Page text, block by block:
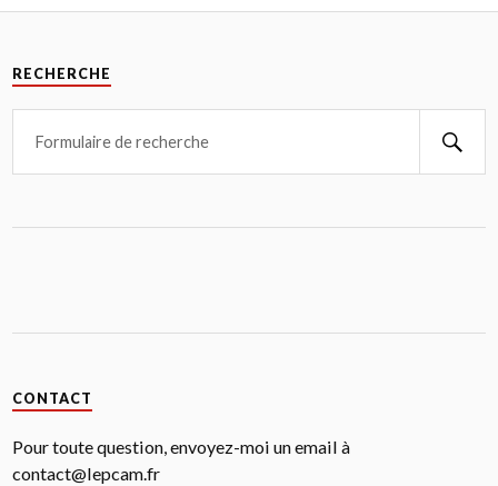
RECHERCHE
CONTACT
Pour toute question, envoyez-moi un email à
contact@lepcam.fr